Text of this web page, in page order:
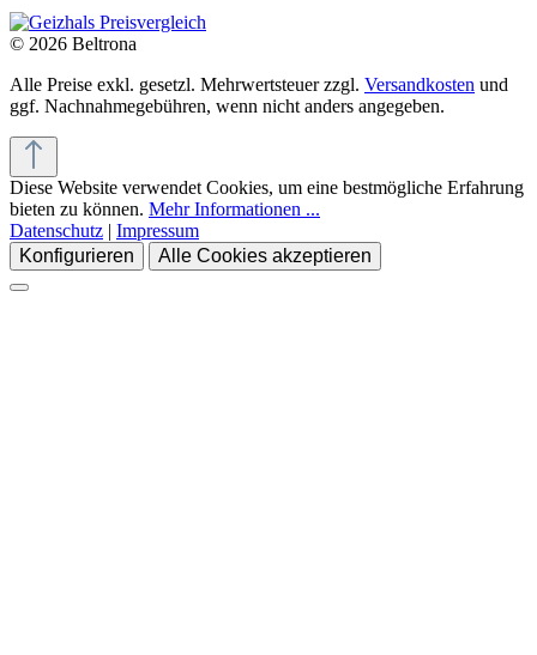
© 2026 Beltrona
Alle Preise exkl. gesetzl. Mehrwertsteuer zzgl. Versandkosten und
ggf. Nachnahmegebühren, wenn nicht anders angegeben.
Diese Website verwendet Cookies, um eine bestmögliche Erfahrung
bieten zu können. Mehr Informationen ...
Datenschutz | Impressum
Konfigurieren
Alle Cookies akzeptieren